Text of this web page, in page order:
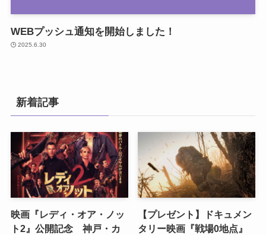
WEBプッシュ通知を開始しました！
2025.6.30
新着記事
映画『レディ・オア・ノッ
ト2』公開記念 神戸・カ
【プレゼント】ドキュメン
タリー映画『戦場0地点』